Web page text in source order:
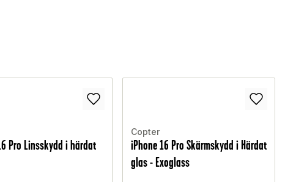
Pro Linsskydd i härdat
Copter
iPhone 16 Pro Skärmskydd i Härdat
glas - Exoglass